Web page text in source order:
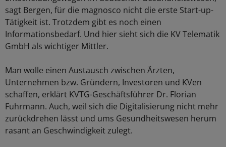
sagt Bergen, für die magnosco nicht die erste Start-up-
Tätigkeit ist. Trotzdem gibt es noch einen
Informationsbedarf. Und hier sieht sich die KV Telematik
GmbH als wichtiger Mittler.
Man wolle einen Austausch zwischen Ärzten,
Unternehmen bzw. Gründern, Investoren und KVen
schaffen, erklärt KVTG-Geschäftsführer Dr. Florian
Fuhrmann. Auch, weil sich die Digitalisierung nicht mehr
zurückdrehen lässt und ums Gesundheitswesen herum
rasant an Geschwindigkeit zulegt.